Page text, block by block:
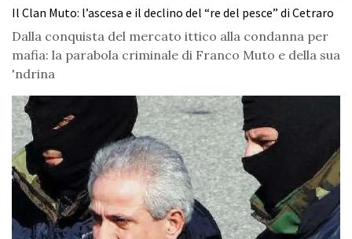
Il Clan Muto: l’ascesa e il declino del “re del pesce” di Cetraro
Dalla conquista del mercato ittico alla condanna per
mafia: la parabola criminale di Franco Muto e della sua
'ndrina